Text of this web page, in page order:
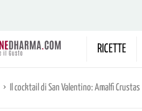
RICETTE
Il cocktail di San Valentino: Amalfi Crustas